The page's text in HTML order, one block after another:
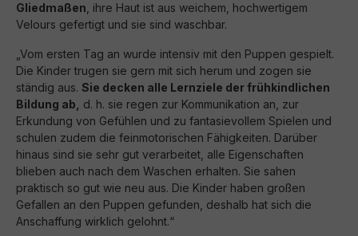
Gliedmaßen , ihre Haut ist aus weichem, hochwertigem
Velours gefertigt und sie sind waschbar.
„Vom ersten Tag an wurde intensiv mit den Puppen gespielt.
Die Kinder trugen sie gern mit sich herum und zogen sie
ständig aus. Sie decken alle Lernziele der frühkindlichen
Bildung ab,
d. h. sie regen zur Kommunikation an, zur
Erkundung von Gefühlen und zu fantasievollem Spielen und
schulen zudem die feinmotorischen Fähigkeiten. Darüber
hinaus sind sie sehr gut verarbeitet, alle Eigenschaften
blieben auch nach dem Waschen erhalten. Sie sahen
praktisch so gut wie neu aus. Die Kinder haben großen
Gefallen an den Puppen gefunden, deshalb hat sich die
Anschaffung wirklich gelohnt.“